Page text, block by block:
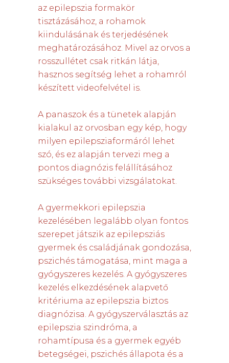
az epilepszia formakör
tisztázásához, a rohamok
kiindulásának és terjedésének
meghatározásához. Mivel az orvos a
rosszullétet csak ritkán látja,
hasznos segítség lehet a rohamról
készített videofelvétel is.
A panaszok és a tünetek alapján
kialakul az orvosban egy kép, hogy
milyen epilepsziaformáról lehet
szó, és ez alapján tervezi meg a
pontos diagnózis felállításához
szükséges további vizsgálatokat.
A gyermekkori epilepszia
kezelésében legalább olyan fontos
szerepet játszik az epilepsziás
gyermek és családjának gondozása,
pszichés támogatása, mint maga a
gyógyszeres kezelés. A gyógyszeres
kezelés elkezdésének alapvető
kritériuma az epilepszia biztos
diagnózisa. A gyógyszerválasztás az
epilepszia szindróma, a
rohamtípusa és a gyermek egyéb
betegségei, pszichés állapota és a